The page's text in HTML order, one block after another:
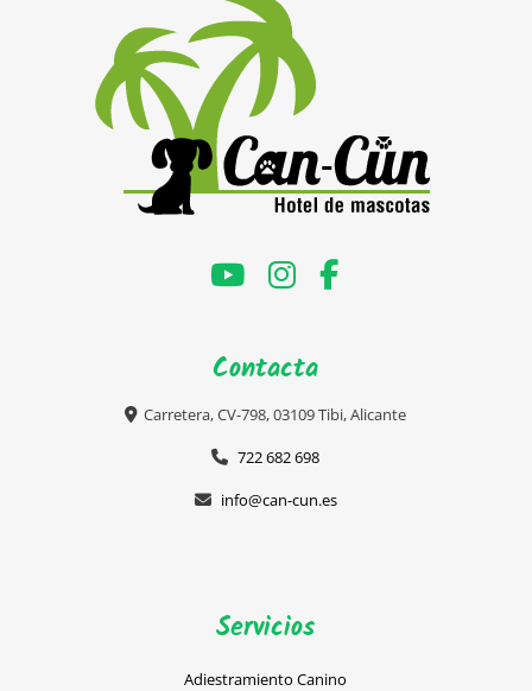
Contacta
Carretera, CV-798, 03109 Tibi, Alicante
722 682 698
info@can-cun.es
Servicios
Adiestramiento Canino